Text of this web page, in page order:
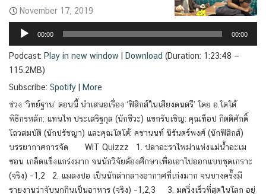
November 17, 2019
Audio
Player
00:00 00:00
Podcast: Play in new window Download (Duration: 1:23:48 —
115.2MB)
Subscribe: Spotify
More
ช่วง ‘วิทย์ฐาน’ ตอนนี้ นำเสนอเรื่อง ‘ฟิสิกส์ในเสียงดนตรี’ โดย อ.โตโต้
พิธีกรหลัก: แทนไท ประเสริฐกุล (นักชีวะ) แขกรับเชิญ: คุณท็อป กิตติศักดิ์
โถวสมบัติ (นักปรัชญา) และคุณโตโต้: คชานนท์ นิรันดร์พงศ์ (นักฟิสิกส์)
บรรยากาศการจัด WiT Quizzz 1. ปลาอะราไพม่าแห่งแม่น้ำอะเม
ซอน เกล็ดแข็งแกร่งมาก จนนักวิจัยต้องศึกษาเพื่อเอาไปออกแบบชุดเกราะ
(จริง) –1,2 2. แมลงปอ เป็นนักล่ากลางอากาศที่เก่งมาก จนบางครั้งมี
รายงานว่าจับนกกินเป็นอาหาร (จริง) –1,2,3 3. มดวิ่งเร็วที่สุดในโลก อยู่